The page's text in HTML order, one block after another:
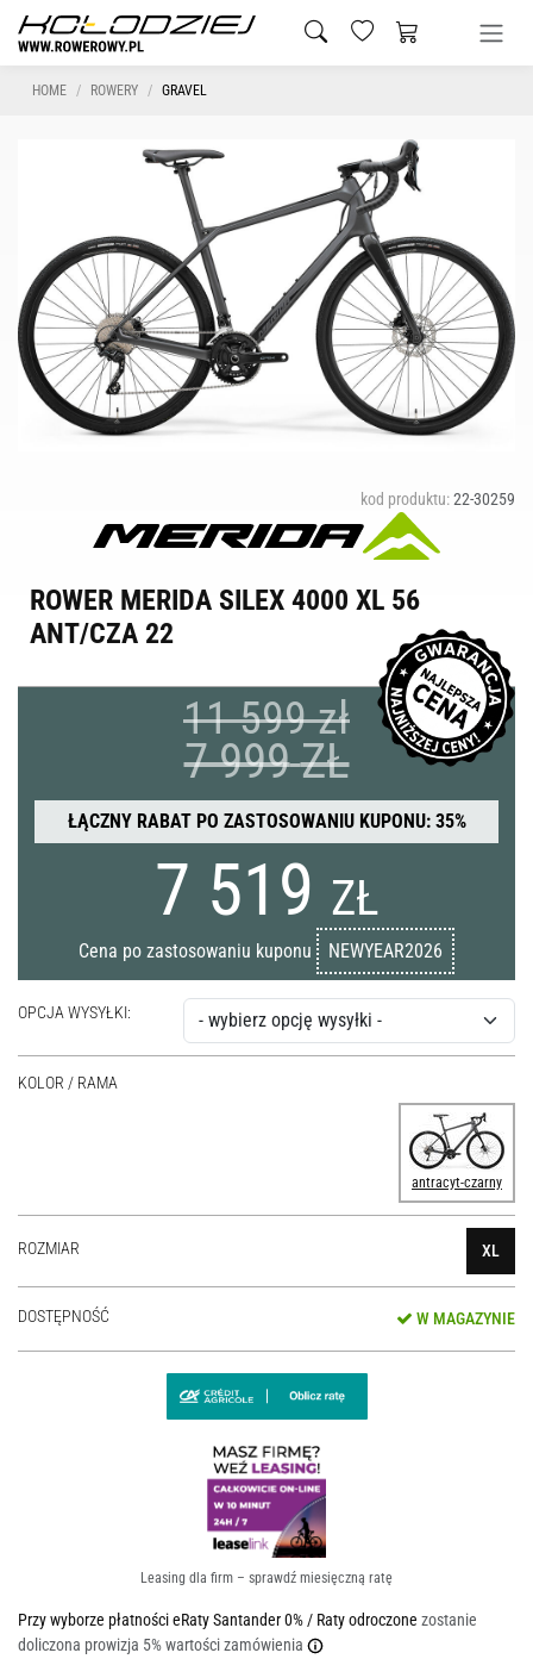
HOME ROWERY GRAVEL
kod produktu:22-30259
ROWER MERIDA SILEX 4000 XL 56
ANT/CZA 22
11 599 zł
7 999ZŁ
ŁĄCZNY RABAT PO ZASTOSOWANIU KUPONU: 35%
7 519 ZŁ
Cena po zastosowaniu kuponu NEWYEAR2026
OPCJA WYSYŁKI:
KOLOR / RAMA
antracyt-czarny
ROZMIAR XL
DOSTĘPNOŚĆ W MAGAZYNIE
Leasing dla firm – sprawdź miesięczną ratę
Przy wyborze płatności eRaty Santander 0% / Raty odroczone zostanie
doliczona prowizja 5% wartości zamówienia